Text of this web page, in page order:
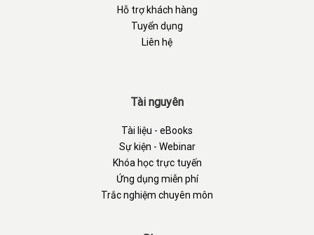
Hỗ trợ khách hàng
Tuyển dụng
Liên hệ
Tài nguyên
Tài liệu - eBooks
Sự kiện - Webinar
Khóa học trực tuyến
Ứng dụng miễn phí
Trắc nghiệm chuyên môn